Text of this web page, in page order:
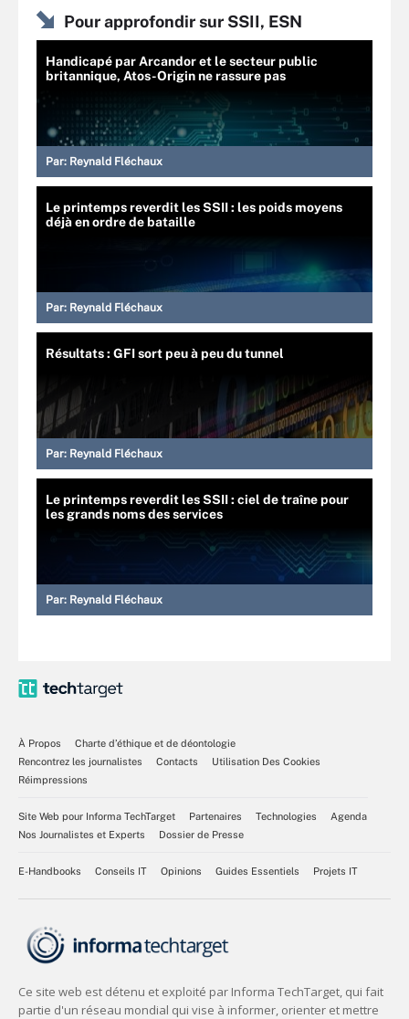
Pour approfondir sur SSII, ESN
Handicapé par Arcandor et le secteur public
britannique, Atos-Origin ne rassure pas
Par: Reynald Fléchaux
Le printemps reverdit les SSII : les poids moyens
déjà en ordre de bataille
Par: Reynald Fléchaux
Résultats : GFI sort peu à peu du tunnel
Par: Reynald Fléchaux
Le printemps reverdit les SSII : ciel de traîne pour
les grands noms des services
Par: Reynald Fléchaux
À Propos
Charte d’éthique et de déontologie
Rencontrez les journalistes
Contacts
Utilisation Des Cookies
Réimpressions
Site Web pour Informa TechTarget Partenaires Technologies
Agenda
Nos Journalistes et Experts
Dossier de Presse
E-Handbooks Conseils IT Opinions Guides Essentiels Projets IT